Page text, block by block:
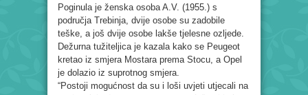
Poginula je ženska osoba A.V. (1955.) s
područja Trebinja, dvije osobe su zadobile
teške, a još dvije osobe lakše tjelesne ozljede.
Dežurna tužiteljica je kazala kako se Peugeot
kretao iz smjera Mostara prema Stocu, a Opel
je dolazio iz suprotnog smjera.
“Postoji mogućnost da su i loši uvjeti utjecali na